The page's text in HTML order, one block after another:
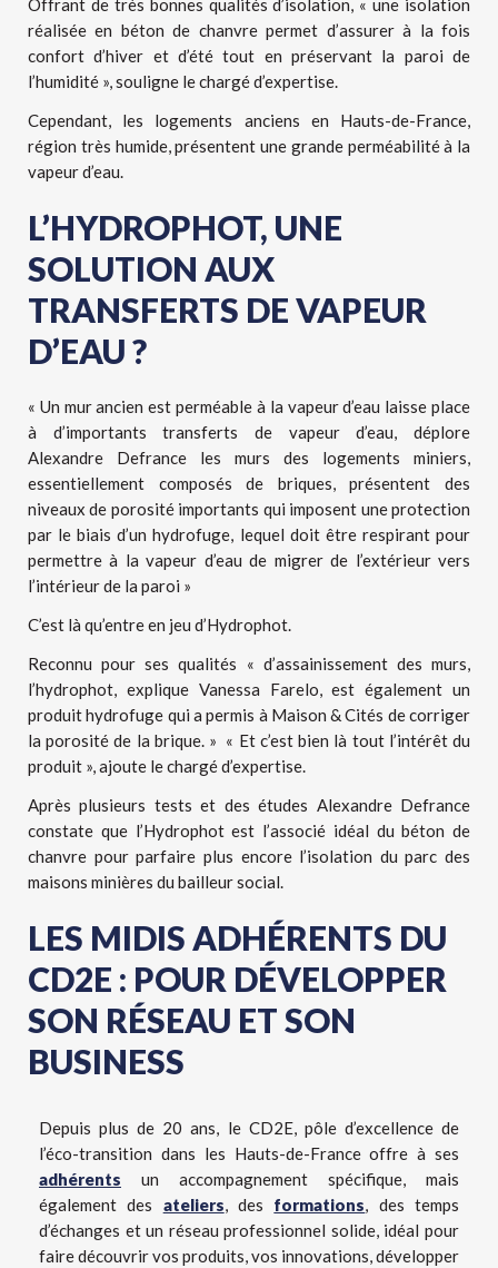
Offrant de très bonnes qualités d’isolation, « une isolation
réalisée en béton de chanvre permet d’assurer à la fois
confort d’hiver et d’été tout en préservant la paroi de
l’humidité », souligne le chargé d’expertise.
Cependant, les logements anciens en Hauts-de-France,
région très humide, présentent une grande perméabilité à la
vapeur d’eau.
L’HYDROPHOT, UNE
SOLUTION AUX
TRANSFERTS DE VAPEUR
D’EAU ?
« Un mur ancien est perméable à la vapeur d’eau laisse place
à d’importants transferts de vapeur d’eau, déplore
Alexandre Defrance les murs des logements miniers,
essentiellement composés de briques, présentent des
niveaux de porosité importants qui imposent une protection
par le biais d’un hydrofuge, lequel doit être respirant pour
permettre à la vapeur d’eau de migrer de l’extérieur vers
l’intérieur de la paroi »
C’est là qu’entre en jeu d’Hydrophot.
Reconnu pour ses qualités « d’assainissement des murs,
l’hydrophot, explique Vanessa Farelo, est également un
produit hydrofuge qui a permis à Maison & Cités de corriger
la porosité de la brique. » « Et c’est bien là tout l’intérêt du
produit », ajoute le chargé d’expertise.
Après plusieurs tests et des études Alexandre Defrance
constate que l’Hydrophot est l’associé idéal du béton de
chanvre pour parfaire plus encore l’isolation du parc des
maisons minières du bailleur social.
LES MIDIS ADHÉRENTS DU
CD2E : POUR DÉVELOPPER
SON RÉSEAU ET SON
BUSINESS
Depuis plus de 20 ans, le CD2E, pôle d’excellence de
l’éco-transition dans les Hauts-de-France offre à ses
adhérents un accompagnement spécifique, mais
également des ateliers, des formations, des temps
d’échanges et un réseau professionnel solide, idéal pour
faire découvrir vos produits, vos innovations, développer